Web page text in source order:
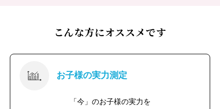
こんな方にオススメです
お子様の実力測定
「今」のお子様の実力を